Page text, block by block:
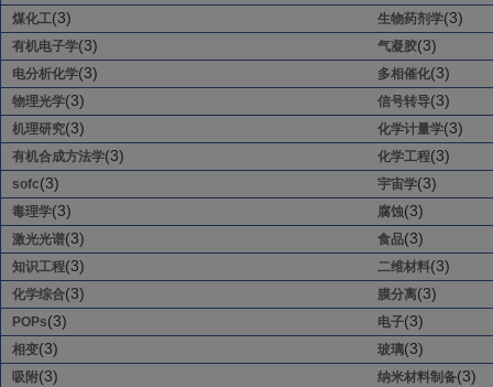
煤化工(3) 生物药剂学(3)
有机电子学(3) 气凝胶(3)
电分析化学(3) 多相催化(3)
物理光学(3) 信号转导(3)
机理研究(3) 化学计量学(3)
有机合成方法学(3) 化学工程(3)
sofc(3) 宇宙学(3)
毒理学(3) 腐蚀(3)
激光光谱(3) 食品(3)
知识工程(3) 二维材料(3)
化学综合(3) 膜分离(3)
POPs(3) 电子(3)
相变(3) 玻璃(3)
吸附(3) 纳米材料制备(3)